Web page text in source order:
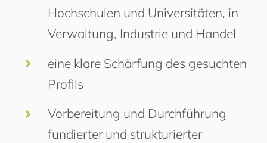
Hochschulen und Universitäten, in
Verwaltung, Industrie und Handel
eine klare Schärfung des gesuchten
Profils
Vorbereitung und Durchführung
fundierter und strukturierter